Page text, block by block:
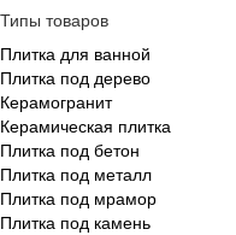
Типы товаров
Плитка для ванной
Плитка под дерево
Керамогранит
Керамическая плитка
Плитка под бетон
Плитка под металл
Плитка под мрамор
Плитка под камень